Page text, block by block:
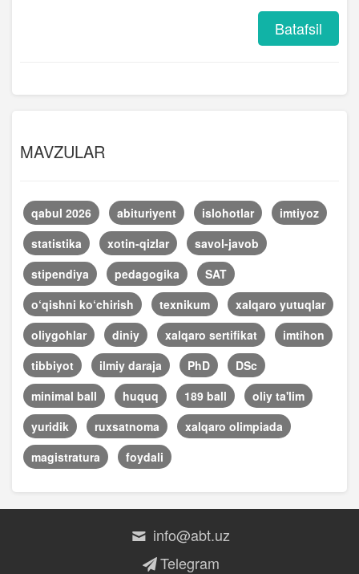
Batafsil
MAVZULAR
qabul 2026 abituriyent islohotlar
imtiyoz
statistika
xotin-qizlar
savol-javob
stipendiya
pedagogika
SAT
o‘qishni ko‘chirish
texnikum
xalqaro yutuqlar
oliygohlar
diniy xalqaro sertifikat
imtihon
tibbiyot
ilmiy daraja PhD
DSc
minimal ball
huquq 189 ball
oliy ta'lim
yuridik
ruxsatnoma
xalqaro olimpiada
magistratura
foydali
info@abt.uz
Telegram